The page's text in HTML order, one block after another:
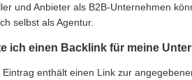
und Anbieter als B2B-Unternehmen
selbst als Agentur.
ich einen Backlink für meine
Eintrag enthält einen Link zur